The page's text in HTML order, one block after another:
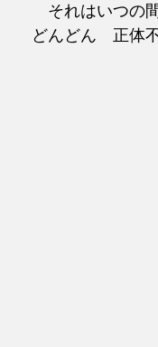
それはいつ
どんどん 正体